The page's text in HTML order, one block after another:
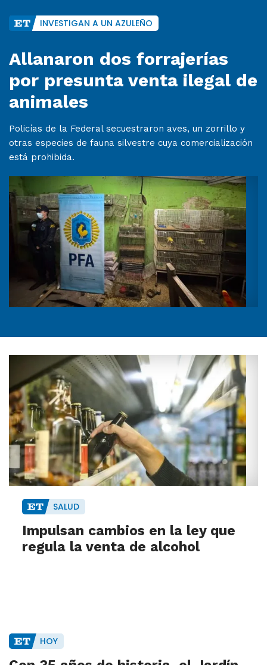
INVESTIGAN A UN AZULEÑO
Allanaron dos forrajerías
por presunta venta ilegal de
animales
Policías de la Federal secuestraron aves, un zorrillo y
otras especies de fauna silvestre cuya comercialización
está prohibida.
SALUD
Impulsan cambios en la ley que
regula la venta de alcohol
HOY